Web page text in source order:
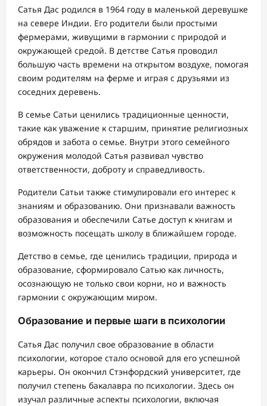
Сатья Дас родился в 1964 году в маленькой деревушке
на севере Индии. Его родители были простыми
фермерами, живущими в гармонии с природой и
окружающей средой. В детстве Сатья проводил
большую часть времени на открытом воздухе, помогая
своим родителям на ферме и играя с друзьями из
соседних деревень.
В семье Сатьи ценились традиционные ценности,
такие как уважение к старшим, принятие религиозных
обрядов и забота о семье. Внутри этого семейного
окружения молодой Сатья развивал чувство
ответственности, доброту и справедливость.
Родители Сатьи также стимулировали его интерес к
знаниям и образованию. Они признавали важность
образования и обеспечили Сатье доступ к книгам и
возможность посещать школу в ближайшем городе.
Детство в семье, где ценились традиции, природа и
образование, сформировало Сатью как личность,
осознающую не только свои корни, но и важность
гармонии с окружающим миром.
Образование и первые шаги в психологии
Сатья Дас получил свое образование в области
психологии, которое стало основой для его успешной
карьеры. Он окончил Стэнфордский университет, где
получил степень бакалавра по психологии. Здесь он
изучал различные аспекты психологии, включая